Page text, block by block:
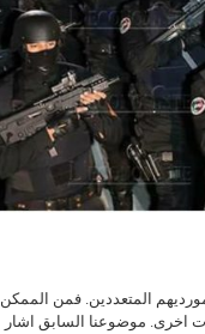
المتعددين. فمن الممكن
اخرى. موضوعنا السابق اشار